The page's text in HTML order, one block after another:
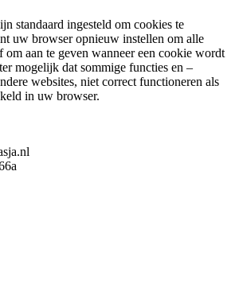
standaard ingesteld om cookies te
uw browser opnieuw instellen om alle
om aan te geven wanneer een cookie wordt
mogelijk dat sommige functies en –
websites, niet correct functioneren als
in uw browser.